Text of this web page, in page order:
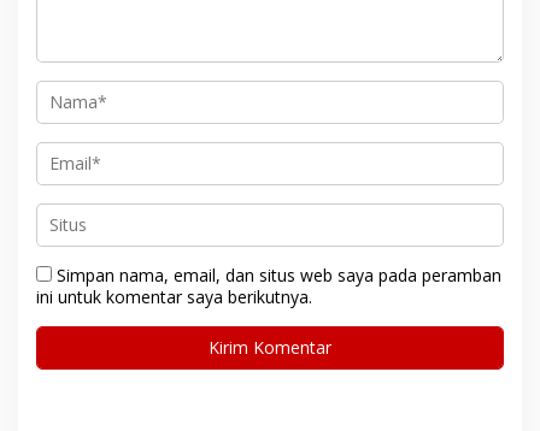
Simpan nama, email, dan situs web saya pada peramban
ini untuk komentar saya berikutnya.